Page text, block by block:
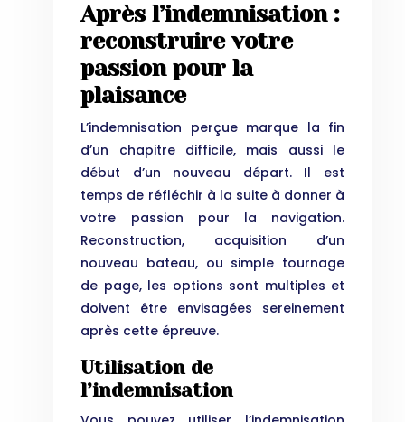
Après l’indemnisation :
reconstruire votre
passion pour la
plaisance
L’indemnisation perçue marque la fin
d’un chapitre difficile, mais aussi le
début d’un nouveau départ. Il est
temps de réfléchir à la suite à donner à
votre passion pour la navigation.
Reconstruction, acquisition d’un
nouveau bateau, ou simple tournage
de page, les options sont multiples et
doivent être envisagées sereinement
après cette épreuve.
Utilisation de
l’indemnisation